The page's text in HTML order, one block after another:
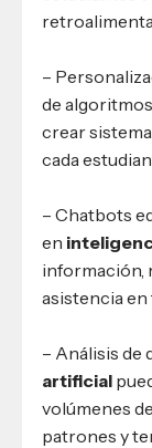
–
de
crear
cada
– Chatbots
en
información,
asistencia en
– Análisis de
artificial
volúmenes
patrones y